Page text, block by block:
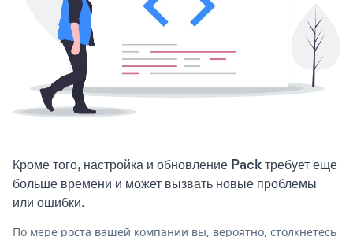
Кроме того, настройка и обновление Pack требует еще
больше времени и может вызвать новые проблемы
или ошибки.
По мере роста вашей компании вы, вероятно, столкнетесь